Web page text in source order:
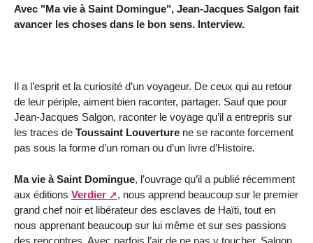
Avec "Ma vie à Saint Domingue", Jean-Jacques Salgon fait
avancer les choses dans le bon sens. Interview.
Il a l’esprit et la curiosité d’un voyageur. De ceux qui au retour
de leur périple, aiment bien raconter, partager. Sauf que pour
Jean-Jacques Salgon, raconter le voyage qu’il a entrepris sur
les traces de Toussaint Louverture ne se raconte forcement
pas sous la forme d’un roman ou d’un livre d’Histoire.
Ma vie à Saint Domingue, l’ouvrage qu’il a publié récemment
aux éditions Verdier
, nous apprend beaucoup sur le premier
grand chef noir et libérateur des esclaves de Haïti, tout en
nous apprenant beaucoup sur lui même et sur ses passions